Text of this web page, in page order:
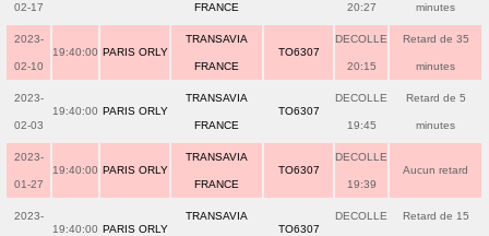
02-17 FRANCE 20:27 minutes
2023-
02-10
19:40:00 PARIS ORLY
TRANSAVIA
FRANCE
TO6307
DECOLLE
20:15
Retard de 35
minutes
2023-
02-03
19:40:00 PARIS ORLY
TRANSAVIA
FRANCE
TO6307
DECOLLE
19:45
Retard de 5
minutes
2023-
01-27
19:40:00 PARIS ORLY
TRANSAVIA
FRANCE
TO6307
DECOLLE
19:39
Aucun retard
2023-
19:40:00 PARIS ORLY
TRANSAVIA
TO6307
DECOLLE Retard de 15